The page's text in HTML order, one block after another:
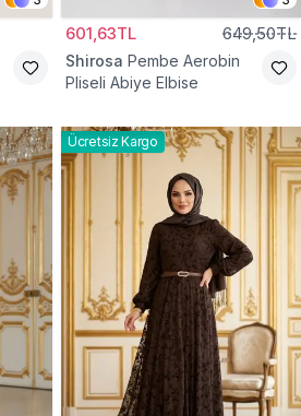
601,63TL 649,50TL
Shirosa Pembe Aerobin
Pliseli Abiye Elbise
Ücretsiz Kargo